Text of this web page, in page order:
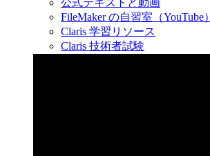
公式テキストと動画
FileMaker の自習室（YouTube）
Claris 学習リソース
Claris 技術者試験